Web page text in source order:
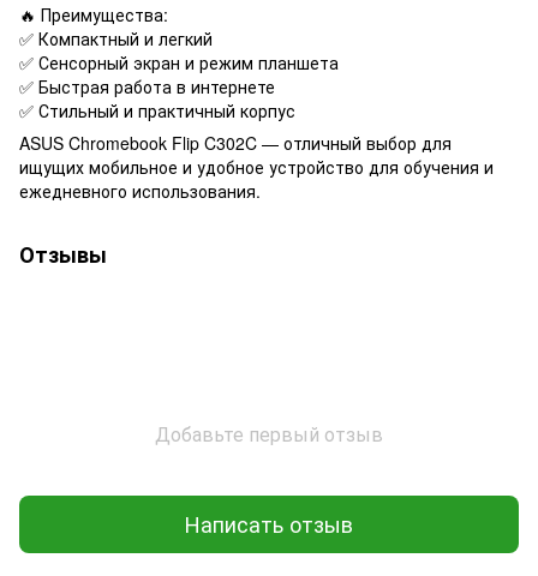
🔥 Преимущества:
✅ Компактный и легкий
✅ Сенсорный экран и режим планшета
✅ Быстрая работа в интернете
✅ Стильный и практичный корпус
ASUS Chromebook Flip C302C — отличный выбор для
ищущих мобильное и удобное устройство для обучения и
ежедневного использования.
Отзывы
Добавьте первый отзыв
Написать отзыв